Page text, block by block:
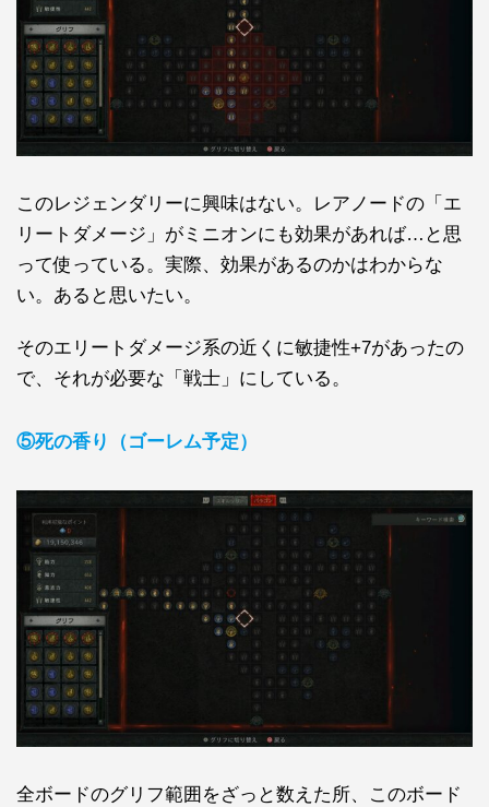
このレジェンダリーに興味はない。レアノードの「エ
リートダメージ」がミニオンにも効果があれば…と思
って使っている。実際、効果があるのかはわからな
い。あると思いたい。
そのエリートダメージ系の近くに敏捷性+7があったの
で、それが必要な「戦士」にしている。
⑤死の香り（ゴーレム予定）
全ボードのグリフ範囲をざっと数えた所、このボード